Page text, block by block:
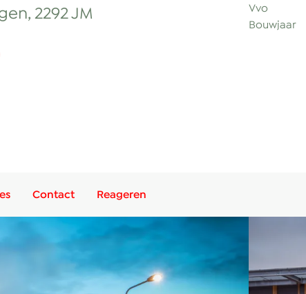
2292 JM Vvo
Bouwjaar
Contact Reageren